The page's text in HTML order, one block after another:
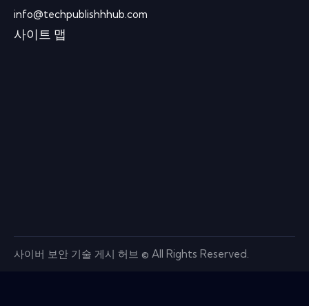
info@techpublishhhub.com
사이트 맵
사이버 보안 기술 게시 허브 © All Rights Reserved.